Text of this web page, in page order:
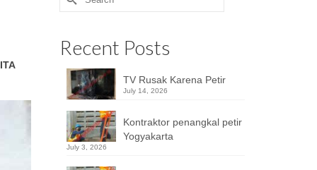
for:
Recent Posts
TV Rusak Karena Petir
July 14, 2026
Kontraktor penangkal petir
Yogyakarta
July 3, 2026